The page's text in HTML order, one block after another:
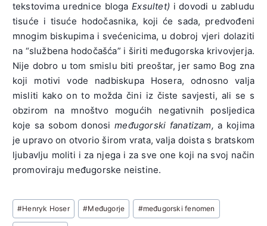
tekstovima urednice blogaExsultet) i dovodi u zabludu
tisuće i tisuće hodočasnika, koji će sada, predvođeni
mnogim biskupima i svećenicima, u dobroj vjeri dolaziti
na “službena hodočašća” i širiti međugorska krivovjerja.
Nije dobro u tom smislu biti preoštar, jer samo Bog zna
koji motivi vode nadbiskupa Hosera, odnosno valja
misliti kako on to možda čini iz čiste savjesti, ali se s
obzirom na mnoštvo mogućih negativnih posljedica
koje sa sobom donosimeđugorski fanatizam, a kojima
je upravo on otvorio širom vrata, valja doista s bratskom
ljubavlju moliti i za njega i za sve one koji na svoj način
promoviraju međugorske neistine.
Post
Tags:
#Henryk Hoser #Međugorje #međugorski fenomen